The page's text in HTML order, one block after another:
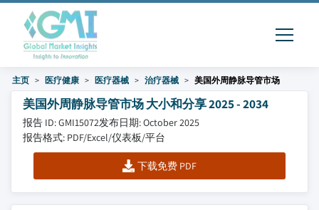
主页 医疗健康 医疗器械 治疗器械 美国外周静脉导管市场
美国外周静脉导管市场 大小和分享 2025 - 2034
报告 ID: GMI15072发布日期: October 2025
报告格式: PDF/Excel/仪表板/平台
下载免费 PDF